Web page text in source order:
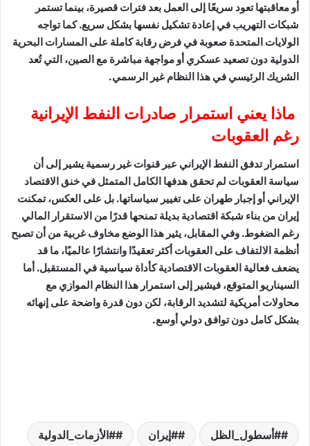
أو معاقبتها تعود سريعًا إلى العمل بعد فترات قصيرة، بينما تستمر
شبكات التهريب في إعادة تشكيل نفسها بشكل سريع. كما تواجه
الولايات المتحدة صعوبة في فرض رقابة كاملة على المسارات البحرية
الدولية دون تصعيد عسكري أو مواجهة مباشرة مع الصين، التي تُعد
الشريك الرئيسي في هذا النظام غير الرسمي.
ماذا يعني استمرار صادرات النفط الإيرانية
رغم العقوبات
استمرار تدفق النفط الإيراني عبر قنوات غير رسمية يشير إلى أن
سياسة العقوبات لم تحقق هدفها الكامل المتمثل في خنق الاقتصاد
الإيراني أو إجبار طهران على تغيير سياساتها. بل على العكس، تمكنت
إيران من بناء شبكة اقتصادية بديلة تمنحها قدرًا من الاستقرار المالي
رغم الضغوط. وفي المقابل، يثير هذا الوضع مخاوف غربية من أن تصبح
أنظمة الالتفاف على العقوبات أكثر تعقيدًا وانتشارًا عالميًا، ما قد
يضعف فعالية العقوبات الاقتصادية كأداة سياسية في المستقبل. أما
السيناريو المتوقع، فيشير إلى استمرار هذا النظام الموازي مع
محاولات أمريكية لتشديد الرقابة، لكن دون قدرة واضحة على إنهائه
بشكل كامل دون توافق دولي أوسع.
#أسطول_الظل #إيران #الأزمات_الدولية